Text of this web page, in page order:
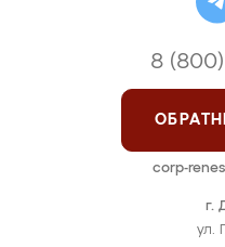
г.
ул.
8 (800)
corp-